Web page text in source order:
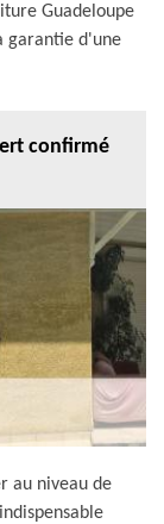
Guadeloupe
garantie d'une
confirmé
au niveau de